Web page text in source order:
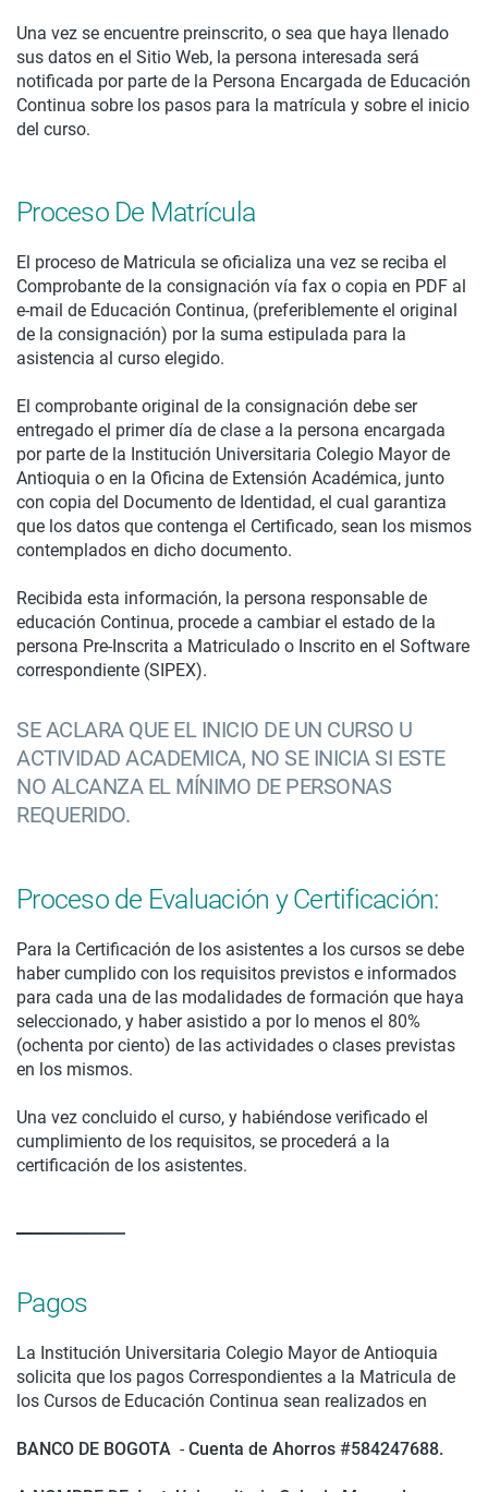
Una vez se encuentre preinscrito, o sea que haya llenado
sus datos en el Sitio Web, la persona interesada será
notificada por parte de la Persona Encargada de Educación
Continua sobre los pasos para la matrícula y sobre el inicio
del curso.
Proceso De Matrícula
El proceso de Matricula se oficializa una vez se reciba el
Comprobante de la consignación vía fax o copia en PDF al
e-mail de Educación Continua, (preferiblemente el original
de la consignación) por la suma estipulada para la
asistencia al curso elegido.
El comprobante original de la consignación debe ser
entregado el primer día de clase a la persona encargada
por parte de la Institución Universitaria Colegio Mayor de
Antioquia o en la Oficina de Extensión Académica, junto
con copia del Documento de Identidad, el cual garantiza
que los datos que contenga el Certificado, sean los mismos
contemplados en dicho documento.
Recibida esta información, la persona responsable de
educación Continua, procede a cambiar el estado de la
persona Pre-Inscrita a Matriculado o Inscrito en el Software
correspondiente (SIPEX).
SE ACLARA QUE EL INICIO DE UN CURSO U
ACTIVIDAD ACADEMICA, NO SE INICIA SI ESTE
NO ALCANZA EL MÍNIMO DE PERSONAS
REQUERIDO.
Proceso de Evaluación y Certificación:
Para la Certificación de los asistentes a los cursos se debe
haber cumplido con los requisitos previstos e informados
para cada una de las modalidades de formación que haya
seleccionado, y haber asistido a por lo menos el 80%
(ochenta por ciento) de las actividades o clases previstas
en los mismos.
Una vez concluido el curso, y habiéndose verificado el
cumplimiento de los requisitos, se procederá a la
certificación de los asistentes.
Pagos
La Institución Universitaria Colegio Mayor de Antioquia
solicita que los pagos Correspondientes a la Matricula de
los Cursos de Educación Continua sean realizados en
BANCO DE BOGOTA -Cuenta de Ahorros #584247688.